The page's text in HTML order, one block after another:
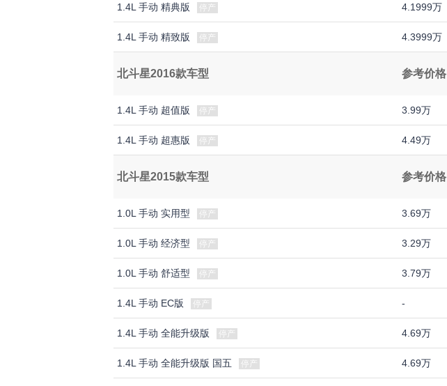
1.4L 手动 精典版 停产 4.1999万
1.4L 手动 精致版 停产 4.3999万
北斗星2016款车型 参考价格
1.4L 手动 超值版 停产 3.99万
1.4L 手动 超惠版 停产 4.49万
北斗星2015款车型 参考价格
1.0L 手动 实用型 停产 3.69万
1.0L 手动 经济型 停产 3.29万
1.0L 手动 舒适型 停产 3.79万
1.4L 手动 EC版 停产 -
1.4L 手动 全能升级版 停产 4.69万
1.4L 手动 全能升级版 国五 停产 4.69万